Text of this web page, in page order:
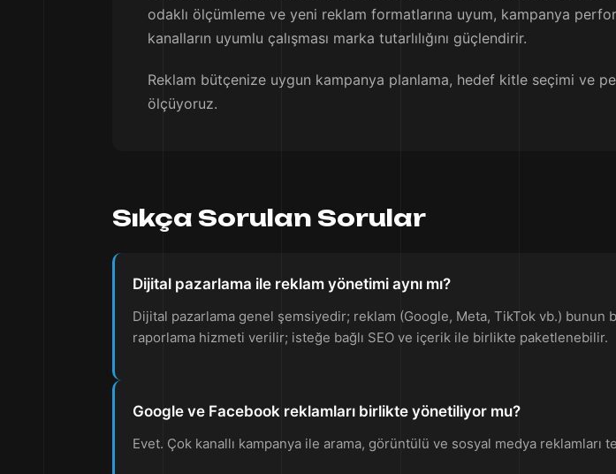
odaklı ölçümleme ve yeni reklam formatlarına uyum, kampanya
kanalların uyumlu çalışması marka tutarlılığını güçlendirir.
Reklam bütçenize uygun kampanya planlama, hedef kitle seçimi ve
ölçüyoruz.
Sıkça Sorulan Sorular
Dijital pazarlama ile reklam yönetimi aynı mı?
Dijital pazarlama genel şemsiyedir; reklam (Google, Meta, TikTok vb.) bunun
raporlama hizmeti verilir; isteğe bağlı SEO ve içerik ile birlikte paketlenebilir.
Google ve Facebook reklamları birlikte yönetiliyor mu?
Evet. Çok kanallı kampanya ile arama, görüntülü ve sosyal medya reklamları